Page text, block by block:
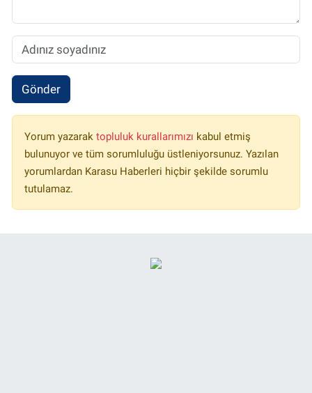
Gönder
Yorum yazarak topluluk kurallarımızı kabul etmiş
bulunuyor ve tüm sorumluluğu üstleniyorsunuz. Yazılan
yorumlardan Karasu Haberleri hiçbir şekilde sorumlu
tutulamaz.